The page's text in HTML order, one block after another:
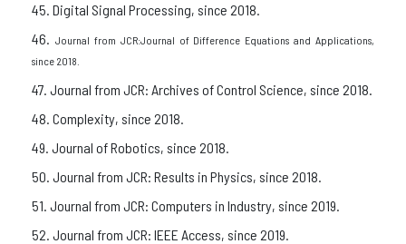
45. Digital Signal Processing, since 2018.
46. Journal from JCR:Journal of Difference Equations and Applications,
since 2018.
47. Journal from JCR: Archives of Control Science, since 2018.
48. Complexity, since 2018.
49. Journal of Robotics, since 2018.
50. Journal from JCR: Results in Physics, since 2018.
51. Journal from JCR: Computers in Industry, since 2019.
52. Journal from JCR: IEEE Access, since 2019.